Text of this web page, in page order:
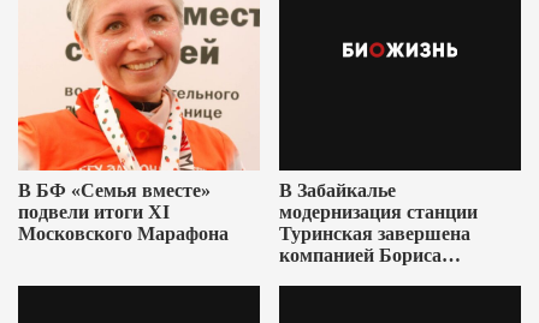
В БФ «Семья вместе»
подвели итоги XI
Московского Марафона
В Забайкалье
модернизация станции
Туринская завершена
компанией Бориса